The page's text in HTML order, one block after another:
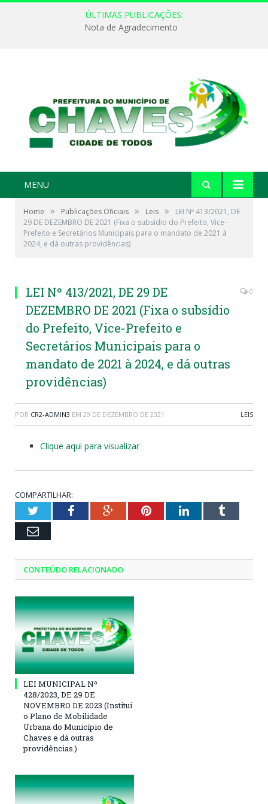
ÚLTIMAS PUBLICAÇÕES:
Nota de Agradecimento
MENU
Home » Publicações Oficiais » Leis »
LEI Nº 413/2021, DE
29 DE DEZEMBRO DE 2021 (Fixa o subsídio do Prefeito, Vice-
Prefeito e Secretários Municipais para o mandato de 2021 à
2024, e dá outras providências)
LEI Nº 413/2021, DE 29 DE
DEZEMBRO DE 2021 (Fixa o subsídio
do Prefeito, Vice-Prefeito e
Secretários Municipais para o
mandato de 2021 à 2024, e dá outras
providências)
0
POR CR2-ADMIN3 EM 29 DE DEZEMBRO DE 2021 LEIS
Clique aqui para visualizar
COMPARTILHAR:
TwitterFacebookGoogle+PinterestLinkedInTumblr
Email
CONTEÚDO RELACIONADO
LEI MUNICIPAL Nº
428/2023, DE 29 DE
NOVEMBRO DE 2023 (Institui
o Plano de Mobilidade
Urbana do Município de
Chaves e dá outras
providências.)